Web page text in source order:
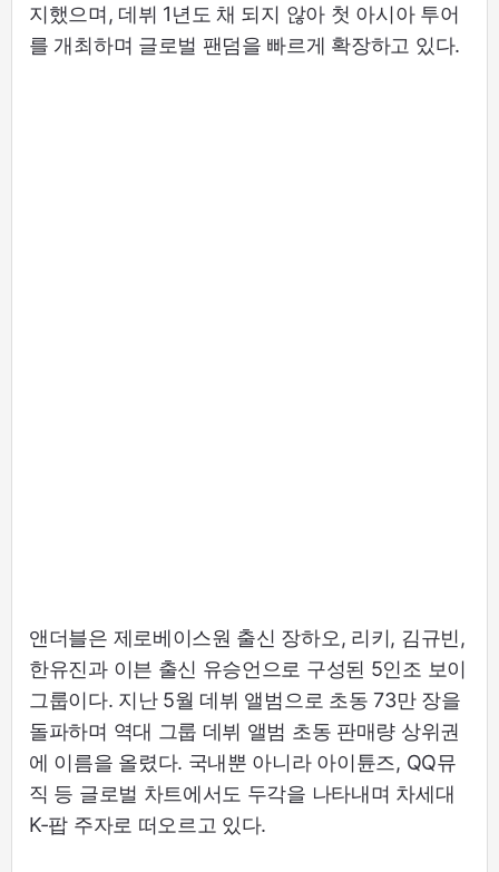
지했으며, 데뷔 1년도 채 되지 않아 첫 아시아 투어
를 개최하며 글로벌 팬덤을 빠르게 확장하고 있다.
앤더블은 제로베이스원 출신 장하오, 리키, 김규빈,
한유진과 이븐 출신 유승언으로 구성된 5인조 보이
그룹이다. 지난 5월 데뷔 앨범으로 초동 73만 장을
돌파하며 역대 그룹 데뷔 앨범 초동 판매량 상위권
에 이름을 올렸다. 국내뿐 아니라 아이튠즈, QQ뮤
직 등 글로벌 차트에서도 두각을 나타내며 차세대
K-팝 주자로 떠오르고 있다.